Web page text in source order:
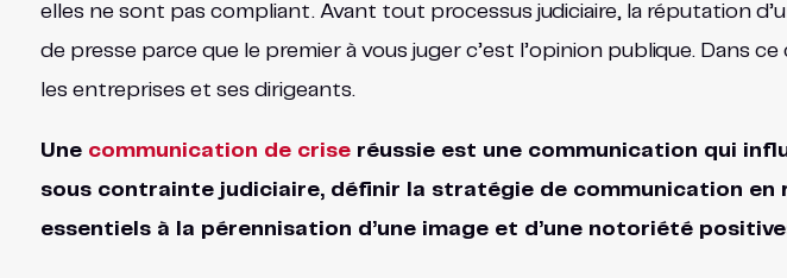
elles ne sont pas compliant. Avant tout processus judiciaire, la réputation
de presse parce que le premier à vous juger c’est l’opinion publique. Dans
les entreprises et ses dirigeants.
Une communication de criseréussie est une communication qui
sous contrainte judiciaire, définir la stratégie de communication
essentiels à la pérennisation d’une image et d’une notoriété